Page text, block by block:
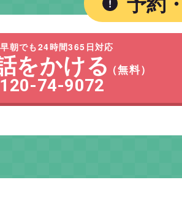
朝でも24時間365日対応
をかける （無料）
74-9072